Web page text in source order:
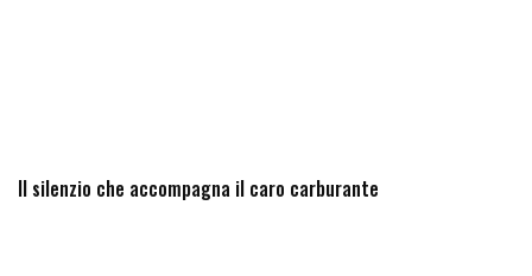
Il silenzio che accompagna il caro carburante